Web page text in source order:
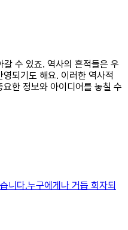
수 있죠. 역사의 흔적들은 우
되기도 해요. 이러한 역사적
한 정보와 아이디어를 놓칠 수
니다.누구에게나 거듭 회자되